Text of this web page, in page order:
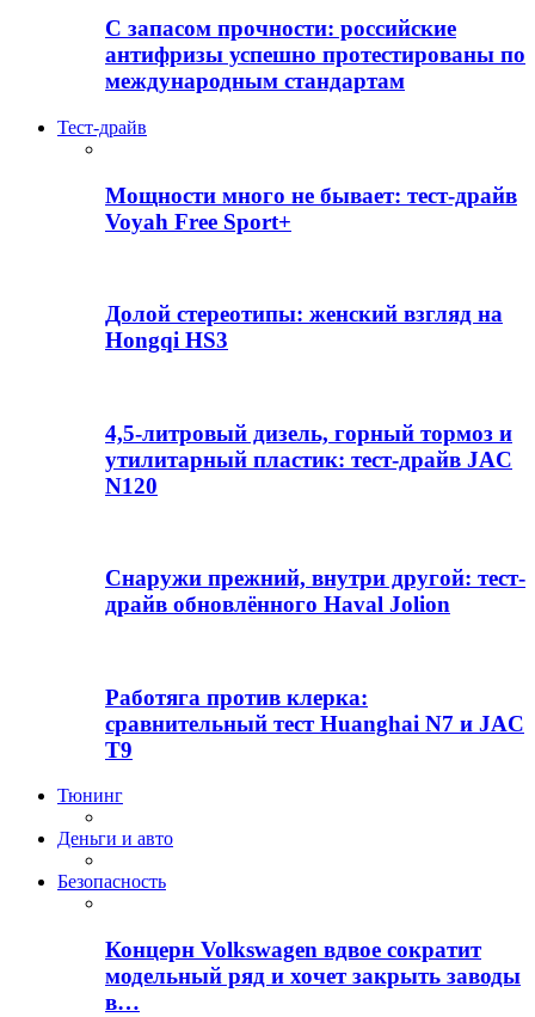
С запасом прочности: российские
антифризы успешно протестированы по
международным стандартам
Тест-драйв
Мощности много не бывает: тест-драйв
Voyah Free Sport+
Долой стереотипы: женский взгляд на
Hongqi HS3
4,5-литровый дизель, горный тормоз и
утилитарный пластик: тест-драйв JAC
N120
Снаружи прежний, внутри другой: тест-
драйв обновлённого Haval Jolion
Работяга против клерка:
сравнительный тест Huanghai N7 и JAC
T9
Тюнинг
Деньги и авто
Безопасность
Концерн Volkswagen вдвое сократит
модельный ряд и хочет закрыть заводы
в…